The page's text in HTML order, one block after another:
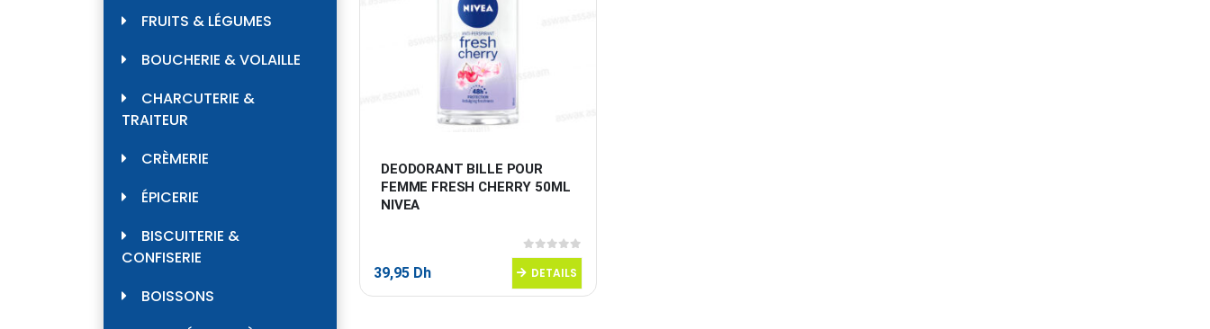
DEODORANT BILLE POUR
FEMME FRESH CHERRY 50ML
NIVEA
0sur 5
39,95 Dh DETAILS
FRUITS & LÉGUMES
BOUCHERIE & VOLAILLE
CHARCUTERIE &
TRAITEUR
CRÈMERIE
ÉPICERIE
BISCUITERIE &
CONFISERIE
BOISSONS